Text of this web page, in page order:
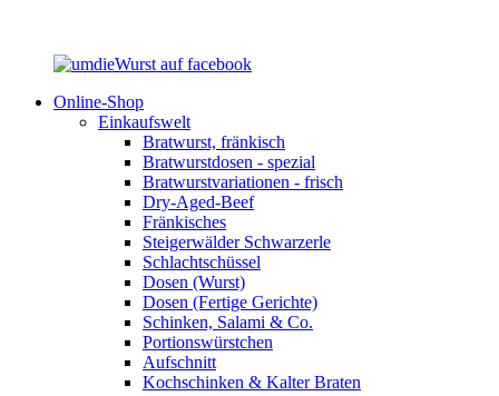
Online-Shop
Einkaufswelt
Bratwurst, fränkisch
Bratwurst­dosen - spezial
Bratwurst­variationen - frisch
Dry-Aged-Beef
Fränkisches
Steigerwälder Schwarzerle
Schlacht­schüssel
Dosen (Wurst)
Dosen (Fertige Gerichte)
Schinken, Salami & Co.
Portions­würstchen
Aufschnitt
Kochschinken & Kalter Braten